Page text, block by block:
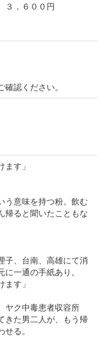
，６００円
認ください。
ます」
意味を持つ粉。飲む
帰ると聞いたこともな
子、台南、高雄にて消
一通の手紙あり。
ます」
ヤク中毒患者収容所
きた男二人が、もう帰
る。